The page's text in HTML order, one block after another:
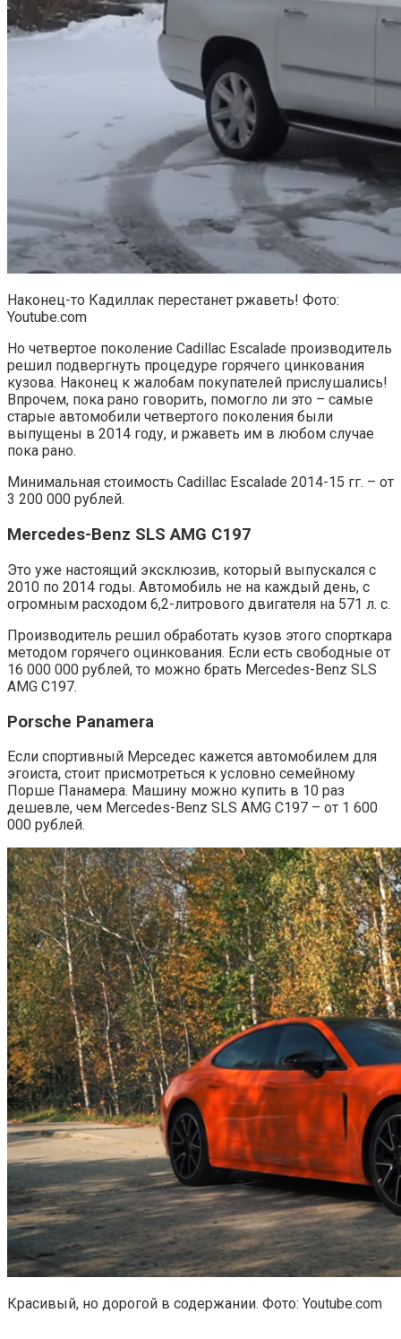
Наконец-то Кадиллак перестанет ржаветь! Фото:
Youtube.com
Но четвертое поколение Cadillac Escalade производитель
решил подвергнуть процедуре горячего цинкования
кузова. Наконец к жалобам покупателей прислушались!
Впрочем, пока рано говорить, помогло ли это – самые
старые автомобили четвертого поколения были
выпущены в 2014 году, и ржаветь им в любом случае
пока рано.
Минимальная стоимость Cadillac Escalade 2014-15 гг. – от
3 200 000 рублей.
Mercedes-Benz SLS AMG C197
Это уже настоящий эксклюзив, который выпускался с
2010 по 2014 годы. Автомобиль не на каждый день, с
огромным расходом 6,2-литрового двигателя на 571 л. с.
Производитель решил обработать кузов этого спорткара
методом горячего оцинкования. Если есть свободные от
16 000 000 рублей, то можно брать Mercedes-Benz SLS
AMG C197.
Porsche Panamera
Если спортивный Мерседес кажется автомобилем для
эгоиста, стоит присмотреться к условно семейному
Порше Панамера. Машину можно купить в 10 раз
дешевле, чем Mercedes-Benz SLS AMG C197 – от 1 600
000 рублей.
Красивый, но дорогой в содержании. Фото: Youtube.com